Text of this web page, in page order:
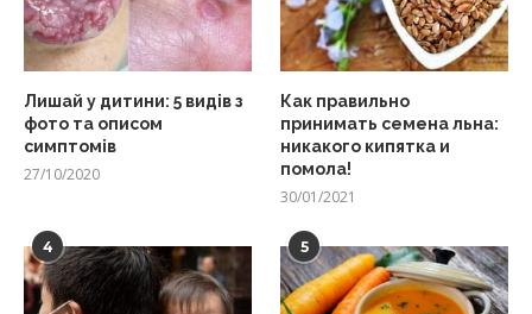
Лишай у дитини: 5 видів з
фото та описом
симптомів
27/10/2020
Как правильно
принимать семена льна:
никакого кипятка и
помола!
30/01/2021
4 5